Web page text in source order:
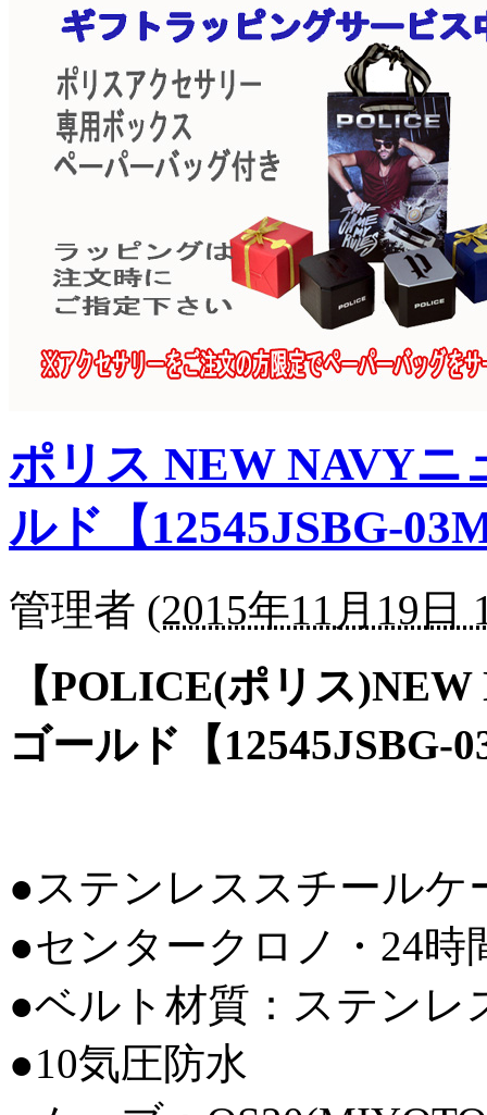
ポリス NEW NAVYニ
ルド【12545JSBG-
管理者 (2015年11月19日
【POLICE(ポリス
ゴールド【12545JSBG-
●ステンレススチールケ
●センタークロノ・24
●ベルト材質：ステンレ
●10気圧防水